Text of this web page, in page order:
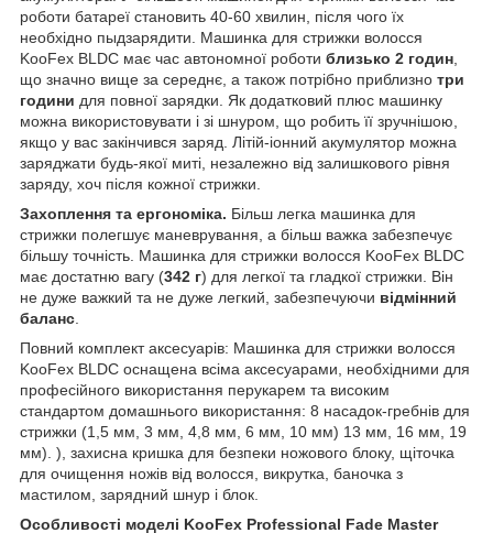
роботи батареї становить 40-60 хвилин, після чого їх
необхідно пыдзарядити. Машинка для стрижки волосся
KooFex BLDC має час автономної роботи близько 2 годин
що значно вище за середнє, а також потрібно приблизно три
години для повної зарядки. Як додатковий плюс машинку
можна використовувати і зі шнуром, що робить її зручнішою,
якщо у вас закінчився заряд. Літій-іонний акумулятор можна
заряджати будь-якої миті, незалежно від залишкового рівня
заряду, хоч після кожної стрижки.
Захоплення та ергономіка. Більш легка машинка для
стрижки полегшує маневрування, а більш важка забезпечує
більшу точність. Машинка для стрижки волосся KooFex BLDC
має достатню вагу (342 г) для легкої та гладкої стрижки. Він
не дуже важкий та не дуже легкий, забезпечуючи відмінний
баланс
Повний комплект аксесуарів: Машинка для стрижки волосся
KooFex BLDC оснащена всіма аксесуарами, необхідними для
професійного використання перукарем та високим
стандартом домашнього використання: 8 насадок-гребнів для
стрижки (1,5 мм, 3 мм, 4,8 мм, 6 мм, 10 мм) 13 мм, 16 мм, 19
мм). ), захисна кришка для безпеки ножового блоку, щіточка
для очищення ножів від волосся, викрутка, баночка з
мастилом, зарядний шнур і блок.
Особливості моделі KooFex Professional Fade Master